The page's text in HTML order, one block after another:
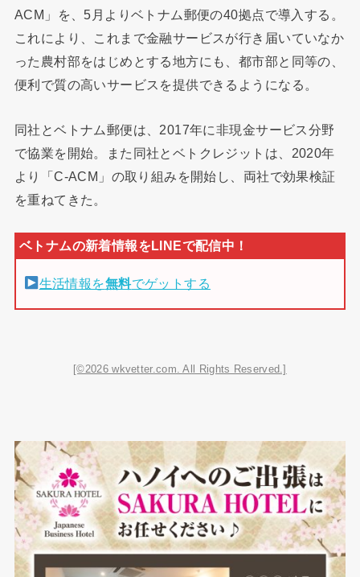
ACM」を、5月よりベトナム郵便の40拠点で導入する。
これにより、これまで金融サービスが行き届いていなか
った農村部をはじめとする地方にも、都市部と同等の、
便利で質の高いサービスを提供できるようになる。
同社とベトナム郵便は、2017年に非現金サービス分野
で協業を開始。また同社とベトクレジットは、2020年
より「C-ACM」の取り組みを開始し、両社で効果検証
を重ねてきた。
生活情報を無料でゲットする
[©2026 wkvetter.com. All Rights Reserved.]